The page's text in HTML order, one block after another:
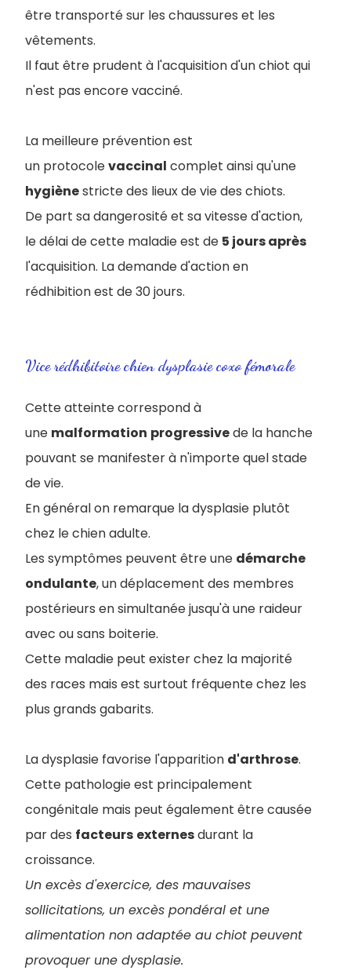
être transporté sur les chaussures et les
vêtements.
Il faut être prudent à l'acquisition d'un chiot qui
n'est pas encore vacciné.
La meilleure prévention est
un protocolevaccinal complet ainsi qu'une
hygiènestricte des lieux de vie des chiots.
De part sa dangerosité et sa vitesse d'action,
le délai de cette maladie est de 5 jours après
l'acquisition. La demande d'action en
rédhibition est de 30 jours.
Vice rédhibitoire chien dysplasie coxo fémorale
Cette atteinte correspond à
une malformation progressivede la hanche
pouvant se manifester à n'importe quel stade
de vie.
En général on remarque la dysplasie plutôt
chez le chien adulte.
Les symptômes peuvent être une démarche
ondulante, un déplacement des membres
postérieurs en simultanée jusqu'à une raideur
avec ou sans boiterie.
Cette maladie peut exister chez la majorité
des races mais est surtout fréquente chez les
plus grands gabarits.
La dysplasie favorise l'apparition d'arthrose.
Cette pathologie est principalement
congénitale mais peut également être causée
par des facteurs externesdurant la
croissance.
Un excès d'exercice, des mauvaises
sollicitations, un excès pondéral et une
alimentation non adaptée au chiot peuvent
provoquer une dysplasie.